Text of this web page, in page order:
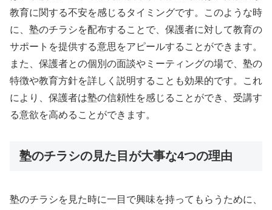
教育に関する不安を感じるタイミングです。このような時
に、塾のチラシを配布することで、保護者に対して教育の
サポートを提供する意思をアピールすることができます。
また、保護者との個別の面談やミーティングの場で、塾の
特徴や教育方針を詳しく説明することも効果的です。これ
により、保護者は塾の信頼性を感じることができ、受講す
る意欲を高めることができます。
塾のチラシの見た目が大事な4つの理由
塾のチラシを見た時に一目で興味を持ってもらうために、